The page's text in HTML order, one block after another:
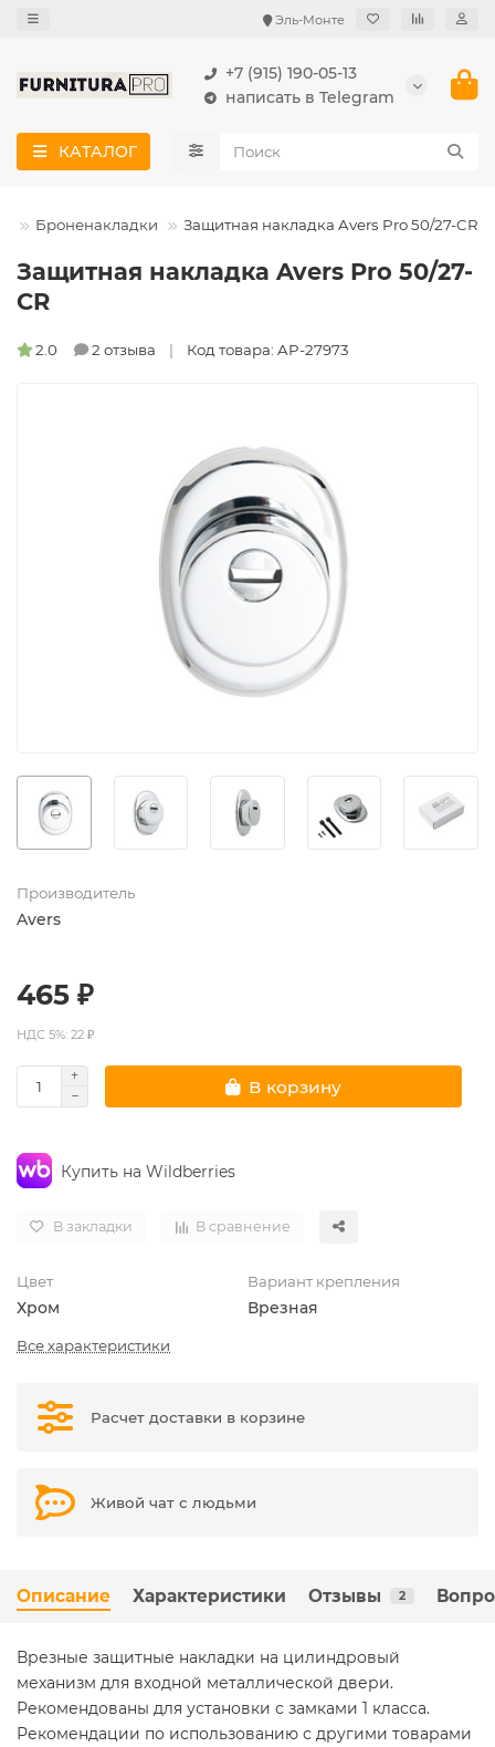
Эль-Монте
+7 (915) 190-05-13
написать в Telegram
КАТАЛОГ
Броненакладки Защитная накладка Avers Pro 50/27-CR
Защитная накладка Avers Pro 50/27-
CR
2.0 2 отзыва Код товара: AP-27973
Производитель
Avers
465 ₽
НДС 5%: 22 ₽
В корзину
Купить на Wildberries
В закладки В сравнение
Цвет
Хром
Вариант крепления
Врезная
Все характеристики
Расчет доставки в корзине
Живой чат с людьми
Описание Характеристики Отзывы 2
Врезные защитные накладки на цилиндровый
механизм для входной металлической двери.
Рекомендованы для установки с замками 1 класса.
Рекомендации по использованию с другими товарами